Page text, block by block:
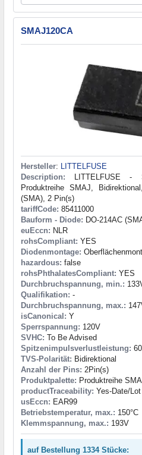
SMAJ120CA
Hersteller:
LITTELFUSE
Description: LITTELFUSE -
Produktreihe SMAJ,
(SMA), 2 Pin(s)
tariffCode: 85411000
Bauform - Diode: DO-214AC
euEccn: NLR
rohsCompliant: YES
Diodenmontage:
hazardous: false
rohsPhthalatesCompliant: YES
Durchbruchspannung, min.:
Qualifikation: -
Durchbruchspannung, max.:
isCanonical: Y
Sperrspannung: 120V
SVHC: To Be Advised
Spitzenimpulsverlustleistung:
TVS-Polarität: Bidirektional
Anzahl der Pins: 2Pin(s)
Produktpalette: Produktreihe
productTraceability: Yes-Date/
usEccn: EAR99
Betriebstemperatur, max.: 150°C
Klemmspannung, max.: 193V
auf Bestellung 1334 Stücke: